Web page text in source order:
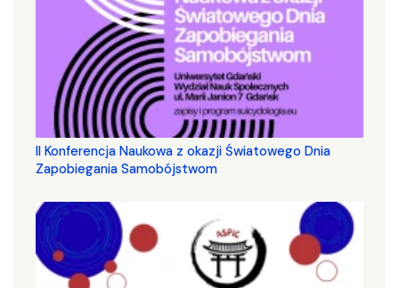
II Konferencja Naukowa z okazji Światowego Dnia
Zapobiegania Samobójstwom